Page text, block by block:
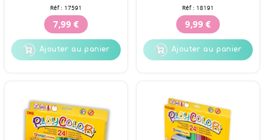
Réf : 17591
7,99 €
Ajouter au panier
Réf : 18191
9,99 €
Ajouter au panier